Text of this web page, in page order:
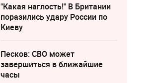
"Какая наглость!" В Британии
поразились удару России по
Киеву
Песков: СВО может
завершиться в ближайшие
часы